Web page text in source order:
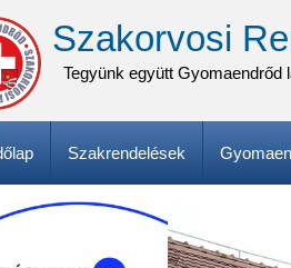
Szakorvosi
Tegyünk együtt
Szakrendelések